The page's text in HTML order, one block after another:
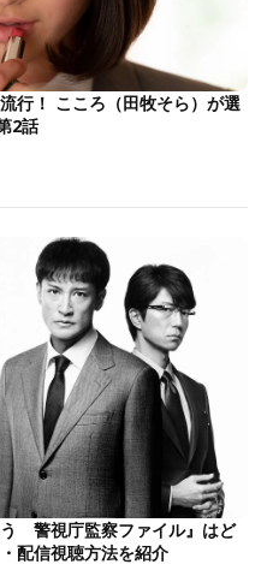
行！ こころ（田牧そら）が選
2話
警視庁監察ファイル』はど
配信視聴方法を紹介